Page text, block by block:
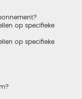
op specifieke
op specifieke